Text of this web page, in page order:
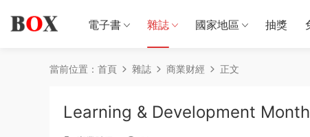
電子書 雜誌 國家地區 抽獎
當前位置： 首頁 雜誌 商業财經 正文
Learning & Development